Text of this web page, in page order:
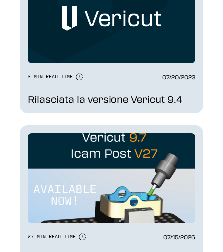
3 MIN READ TIME 07/20/2023
Rilasciata la versione Vericut 9.4
27 MIN READ TIME 07/15/2026